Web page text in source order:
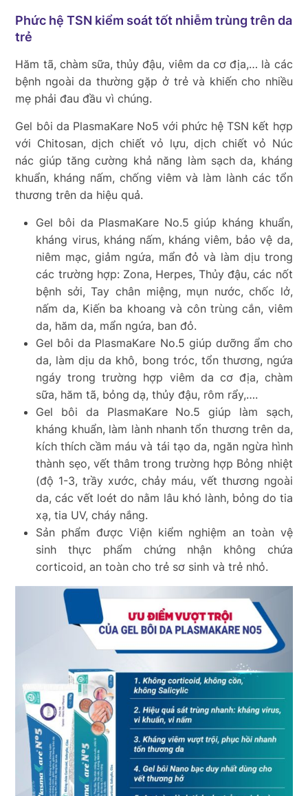
Phức hệ TSN kiểm soát tốt nhiễm trùng trên da
trẻ
Hăm tã, chàm sữa, thủy đậu, viêm da cơ địa,… là các
bệnh ngoài da thường gặp ở trẻ và khiến cho nhiều
mẹ phải đau đầu vì chúng.
Gel bôi da PlasmaKare No5 với phức hệ TSN kết hợp
với Chitosan, dịch chiết vỏ lựu, dịch chiết vỏ Núc
nác giúp tăng cường khả năng làm sạch da, kháng
khuẩn, kháng nấm, chống viêm và làm lành các tổn
thương trên da hiệu quả.
Gel bôi da PlasmaKare No.5 giúp kháng khuẩn,
kháng virus, kháng nấm, kháng viêm, bảo vệ da,
niêm mạc, giảm ngứa, mẩn đỏ và làm dịu trong
các trường hợp: Zona, Herpes, Thủy đậu, các nốt
bệnh sởi, Tay chân miệng, mụn nước, chốc lở,
nấm da, Kiến ba khoang và côn trùng cắn, viêm
da, hăm da, mẩn ngứa, ban đỏ.
Gel bôi da PlasmaKare No.5 giúp dưỡng ẩm cho
da, làm dịu da khô, bong tróc, tổn thương, ngứa
ngáy trong trường hợp viêm da cơ địa, chàm
sữa, hăm tã, bỏng dạ, thủy đậu, rôm rẩy,….
Gel bôi da PlasmaKare No.5 giúp làm sạch,
kháng khuẩn, làm lành nhanh tổn thương trên da,
kích thích cầm máu và tái tạo da, ngăn ngừa hình
thành sẹo, vết thâm trong trường hợp Bỏng nhiệt
(độ 1-3, trầy xước, chảy máu, vết thương ngoài
da, các vết loét do nằm lâu khó lành, bỏng do tia
xạ, tia UV, cháy nắng.
Sản phẩm được Viện kiểm nghiệm an toàn vệ
sinh thực phẩm chứng nhận không chứa
corticoid, an toàn cho trẻ sơ sinh và trẻ nhỏ.